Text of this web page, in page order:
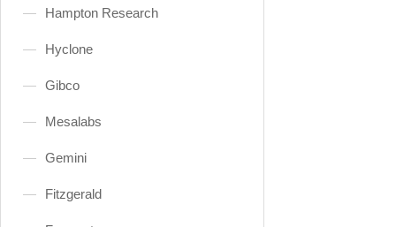
Hampton Research
Hyclone
Gibco
Mesalabs
Gemini
Fitzgerald